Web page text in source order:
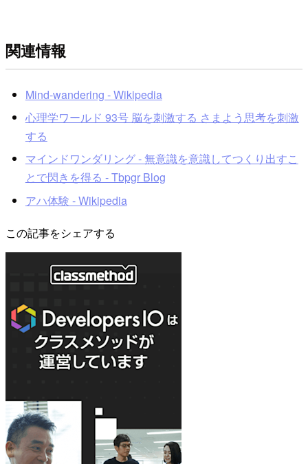
関連情報
Mind-wandering - Wikipedia
心理学ワールド 93号 脳を刺激する さまよう思考を刺激
する
マインドワンダリング - 無意識を意識してつくり出すこ
とで閃きを得る - Tbpgr Blog
アハ体験 - Wikipedia
この記事をシェアする